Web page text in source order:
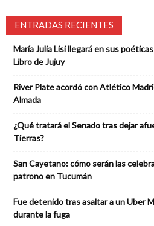
ENTRADAS RECIENTES
María Julia Lisi llegará en sus
Libro de Jujuy
River Plate acordó con Atlético
Almada
¿Qué tratará el Senado tras dejar
Tierras?
San Cayetano: cómo serán las
patrono en Tucumán
Fue detenido tras asaltar a un Uber
durante la fuga